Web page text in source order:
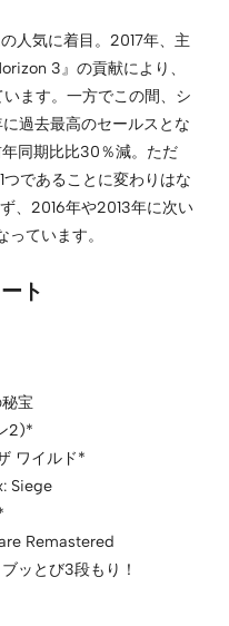
人気に着目。2017年、主
3』の貢献により、
ます。一方でこの間、シ
過去最高のセールスとな
同期比比30％減。ただ
であることに変わりはな
、2016年や2013年に次い
ています。
ト
宝
2)*
ワイルド*
Siege
Remastered
ッとび3段もり！